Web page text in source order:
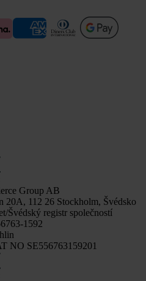
Group AB
20A, 112 26 Stockholm, Švédsko
Švédský registr společností
1592
NO SE556763159201